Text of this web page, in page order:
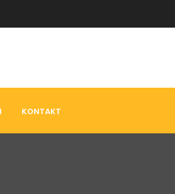
KONTAKT